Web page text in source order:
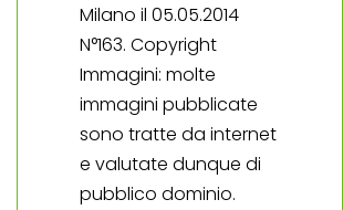
Milano il 05.05.2014
N°163. Copyright
Immagini: molte
immagini pubblicate
sono tratte da internet
e valutate dunque di
pubblico dominio.